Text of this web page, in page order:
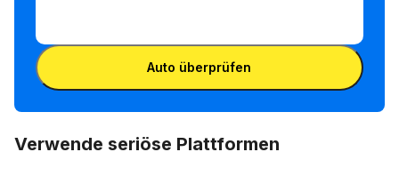
FIN eingeben
Auto überprüfen
Verwende seriöse Plattformen